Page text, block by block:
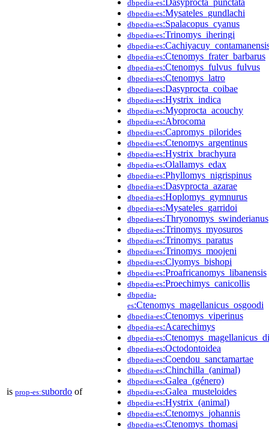
is prop-es:subordo of
dbpedia-es
dbpedia-es:Mysateles_gundlachi
dbpedia-es:Spalacopus_cyanus
dbpedia-es:Trinomys_iheringi
dbpedia-es
dbpedia-es:Ctenomys_frater_barbarus
dbpedia-es:Ctenomys_fulvus_fulvus
dbpedia-es:Ctenomys_latro
dbpedia-es:Dasyprocta_coibae
dbpedia-es:Hystrix_indica
dbpedia-es:Myoprocta_acouchy
dbpedia-es:Abrocoma
dbpedia-es:Capromys_pilorides
dbpedia-es:Ctenomys_argentinus
dbpedia-es:Hystrix_brachyura
dbpedia-es:Olallamys_edax
dbpedia-es:Phyllomys_nigrispinus
dbpedia-es:Dasyprocta_azarae
dbpedia-es:Hoplomys_gymnurus
dbpedia-es:Mysateles_garridoi
dbpedia-es:Thryonomys_swinderianus
dbpedia-es:Trinomys_myosuros
dbpedia-es:Trinomys_paratus
dbpedia-es:Trinomys_moojeni
dbpedia-es:Clyomys_bishopi
dbpedia-es:Proafricanomys_libanensis
dbpedia-es:Proechimys_canicollis
dbpedia-
es:Ctenomys_magellanicus_osgoodi
dbpedia-es:Ctenomys_viperinus
dbpedia-es:Acarechimys
dbpedia-es
dbpedia-es:Octodontoidea
dbpedia-es:Coendou_sanctamartae
dbpedia-es:Chinchilla_(animal)
dbpedia-es:Galea_(género)
dbpedia-es:Galea_musteloides
dbpedia-es:Hystrix_(animal)
dbpedia-es:Ctenomys_johannis
dbpedia-es:Ctenomys_thomasi